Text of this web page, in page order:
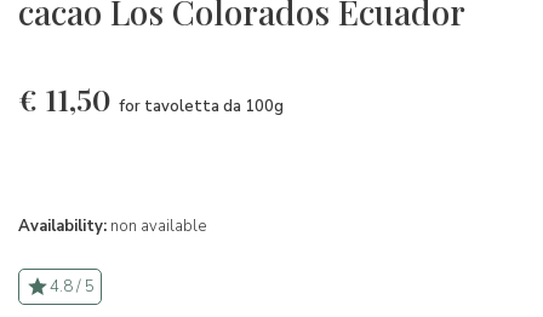
cacao Los Colorados Ecuador
€ 11,50 for tavoletta da 100g
Availability: non available
4.8 / 5